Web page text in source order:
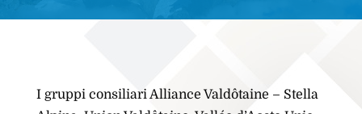
I gruppi consiliari Alliance Valdôtaine – Stella